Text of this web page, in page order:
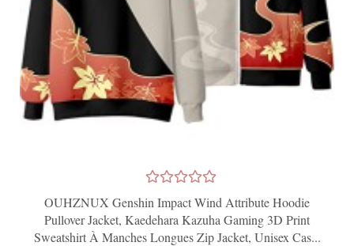
OUHZNUX Genshin Impact Wind Attribute Hoodie
Pullover Jacket, Kaedehara Kazuha Gaming 3D Print
Sweatshirt À Manches Longues Zip Jacket, Unisex Cas...